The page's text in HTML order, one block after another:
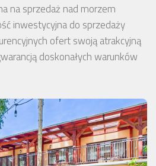
na sprzedaż nad morzem
inwestycyjna do sprzedaży
ofert swoją atrakcyjną
doskonałych warunków